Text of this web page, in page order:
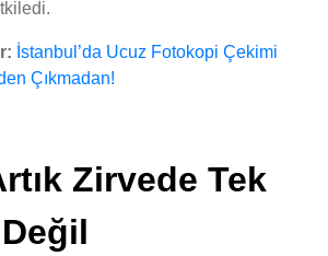
İstanbul’da Ucuz Fotokopi Çekimi
Çıkmadan!
Zirvede Tek